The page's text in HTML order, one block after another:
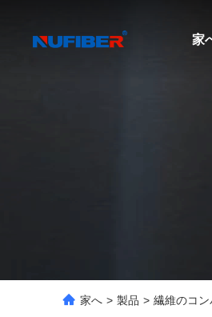
家
家へ > 製品 > 繊維のコ